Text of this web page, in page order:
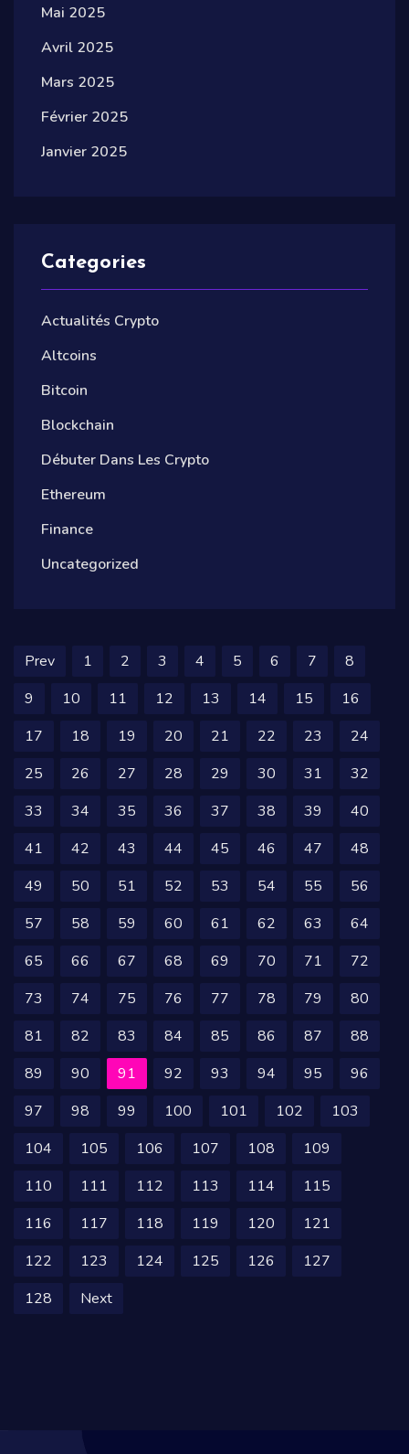
Mai 2025
Avril 2025
Mars 2025
Février 2025
Janvier 2025
Categories
Actualités Crypto
Altcoins
Bitcoin
Blockchain
Débuter Dans Les Crypto
Ethereum
Finance
Uncategorized
Prev 1 2 3 4 5 6 7
8
9
10 11 12 13 14 15
16
17
18 19 20 21 22 23
24
25
26 27 28 29 30 31
32
33
34 35 36 37 38 39
40
41
42 43 44 45 46 47
48
49
50 51 52 53 54 55
56
57
58 59 60 61 62 63
64
65
66 67 68 69 70 71
72
73
74 75 76 77 78 79
80
81
82 83 84 85 86 87
88
89
90 91 92 93 94 95
96
97
98 99 100 101 102
103
104
105 106 107 108
109
110
111 112 113 114
115
116
117 118 119 120
121
122
123 124 125 126
127
128
Next